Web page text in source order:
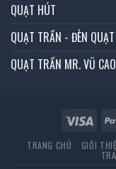
QUẠT HÚT
QUẠT TRẦN - ĐÈN
QUẠT TRẦN MR. VŨ
TRANG CHỦ GIỚI